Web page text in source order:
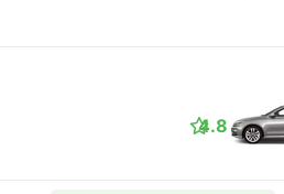
4.8